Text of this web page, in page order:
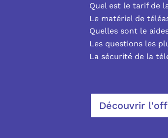
Quel est le tarif de
Le matériel de
Quelles sont le
Les questions les
La sécurité de la
Découvrir